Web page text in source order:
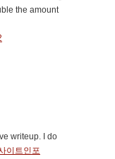
the amount
writeup. I do
이트인포